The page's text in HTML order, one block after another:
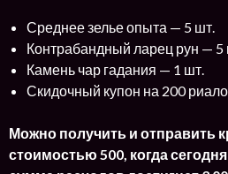
Среднее зелье опыта — 5 шт.
Контрабандный ларец рун — 5
Камень чар гадания — 1 шт.
Скидочный купон на 200
Можно получить и отправить
стоимостью 500, когда